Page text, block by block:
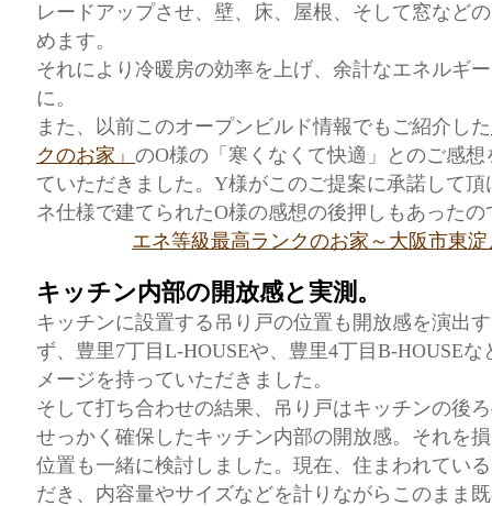
レードアップさせ、壁、床、屋根、そして窓など
めます。
それにより冷暖房の効率を上げ、余計なエネルギ
に。
また、以前このオープンビルド情報でもご紹介した
クのお家」 のO様の「寒くなくて快適」とのご感
ていただきました。Y様がこのご提案に承諾して
ネ仕様で建てられたO様の感想の後押しもあった
エネ等級最高ランクのお家～大阪市東
キッチン内部の開放感と実測。
キッチンに設置する吊り戸の位置も開放感を演出
ず、豊里7丁目L-HOUSEや、豊里4丁目B-HOUSE
メージを持っていただきました。
そして打ち合わせの結果、吊り戸はキッチンの後
せっかく確保したキッチン内部の開放感。それを
位置も一緒に検討しました。現在、住まわれてい
だき、内容量やサイズなどを計りながらこのまま